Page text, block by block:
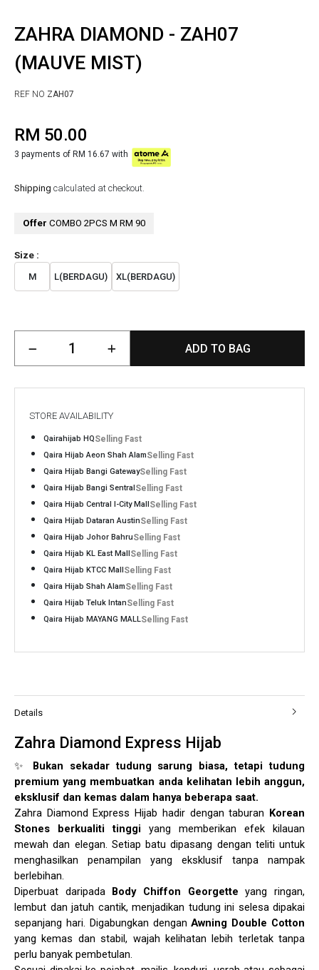
ZAHRA DIAMOND - ZAH07
(MAUVE MIST)
REF NO ZAH07
RM 50.00
3 payments of RM 16.67 with
Shipping calculated at checkout.
Offer COMBO 2PCS M RM 90
Size :
M
L(BERDAGU) XL(BERDAGU)
ADD TO BAG
STORE AVAILABILITY
Qairahijab HQSelling Fast
Qaira Hijab Aeon Shah AlamSelling Fast
Qaira Hijab Bangi GatewaySelling Fast
Qaira Hijab Bangi Sentral Selling Fast
Qaira Hijab Central I-City Mall Selling Fast
Qaira Hijab Dataran AustinSelling Fast
Qaira Hijab Johor BahruSelling Fast
Qaira Hijab KL East Mall Selling Fast
Qaira Hijab KTCC Mall Selling Fast
Qaira Hijab Shah AlamSelling Fast
Qaira Hijab Teluk IntanSelling Fast
Qaira Hijab MAYANG MALLSelling Fast
Details
Zahra Diamond Express Hijab
✨ Bukan sekadar tudung sarung biasa, tetapi tudung
premium yang membuatkan anda kelihatan lebih anggun,
eksklusif dan kemas dalam hanya beberapa saat.
Zahra Diamond Express Hijab hadir dengan taburan Korean
Stones berkualiti tinggi yang memberikan efek kilauan
mewah dan elegan. Setiap batu dipasang dengan teliti untuk
menghasilkan penampilan yang eksklusif tanpa nampak
berlebihan.
Diperbuat daripada Body Chiffon Georgette yang ringan,
lembut dan jatuh cantik, menjadikan tudung ini selesa dipakai
sepanjang hari. Digabungkan denganAwning Double Cotton
yang kemas dan stabil, wajah kelihatan lebih terletak tanpa
perlu banyak pembetulan.